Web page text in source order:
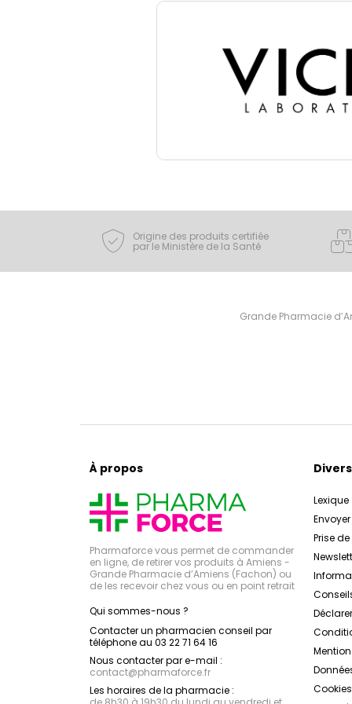
Origine des produits certifiée
par le Ministère de la Santé
Grande Pharmacie
À propos
Pharmaforce vous permet de commander
en ligne, de retirer vos produits à Amiens -
Grande Pharmacie d’Amiens (Fachon) ou
de les recevoir chez vous ou en point retrait
Qui sommes-nous ?
Contacter un pharmacien conseil par
téléphone au 03 22 71 64 16
Nous contacter par e-mail :
contact@pharmaforce.fr
Les horaires de la pharmacie :
Divers
Lexique
Prise
Cookies